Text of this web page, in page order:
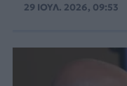
29 ΙΟΥΛ. 2026, 09:53